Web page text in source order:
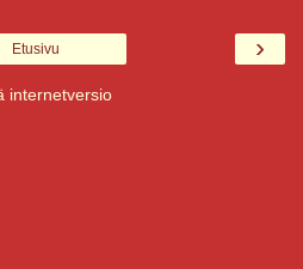
›
Etusivu
internetversio